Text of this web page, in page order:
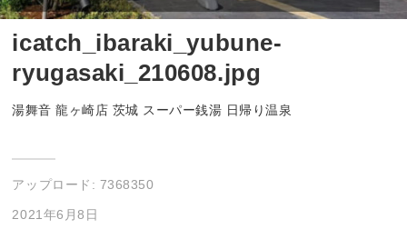
icatch_ibaraki_yubune-
ryugasaki_210608.jpg
湯舞音 龍ヶ崎店 茨城 スーパー銭湯 日帰り温泉
アップロード: 7368350
2021年6月8日